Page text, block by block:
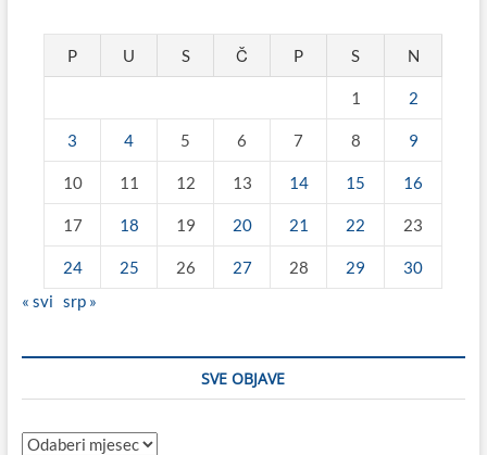
P U S Č P S N
1 2
3 4 5 6 7 8 9
10 11 12 13 14 15 16
17 18 19 20 21 22 23
24 25 26 27 28 29
30
« svi srp »
SVE OBJAVE
Sve